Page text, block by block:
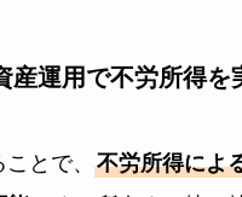
産運用で不労所得を
とで、 不労所得によ